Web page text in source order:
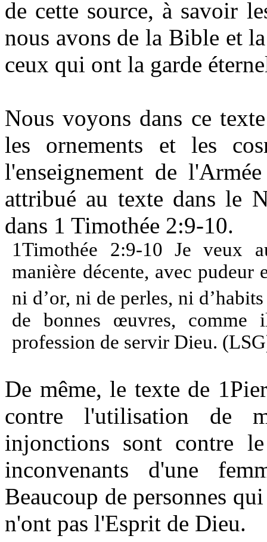
de cette source, à savoir
nous avons de la Bible et
ceux qui ont la garde
Nous voyons dans ce
les ornements et les
l'enseignement de
attribué au texte dans le
dans 1 Timothée 2:9-10.
1Timothée 2:9-10 Je veux
manière décente, avec pudeur
ni d’or, ni de perles, ni
de bonnes œuvres,
profession de servir Dieu.
De même, le texte de
contre l'utilisation de
injonctions sont contre
inconvenants d'une
Beaucoup de personnes
n'ont pas l'Esprit de Dieu.